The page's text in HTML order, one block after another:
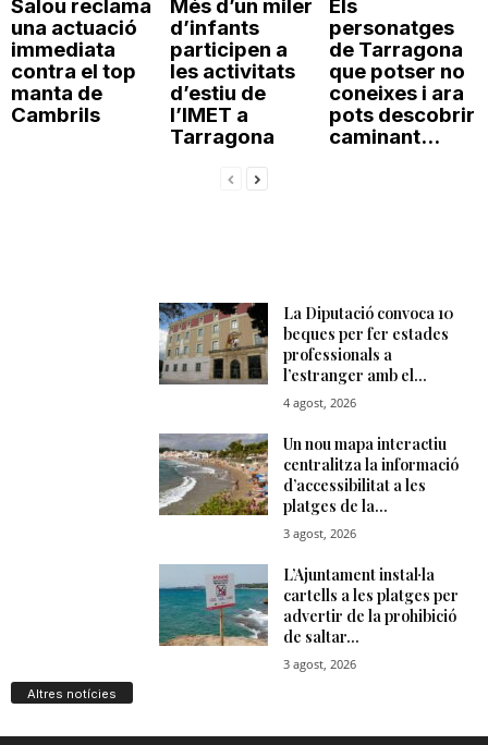
Salou reclama
una actuació
immediata
contra el top
manta de
Cambrils
Més d’un miler
d’infants
participen a
les activitats
d’estiu de
l’IMET a
Tarragona
Els
personatges
de Tarragona
que potser no
coneixes i ara
pots descobrir
caminant...
Altres notícies